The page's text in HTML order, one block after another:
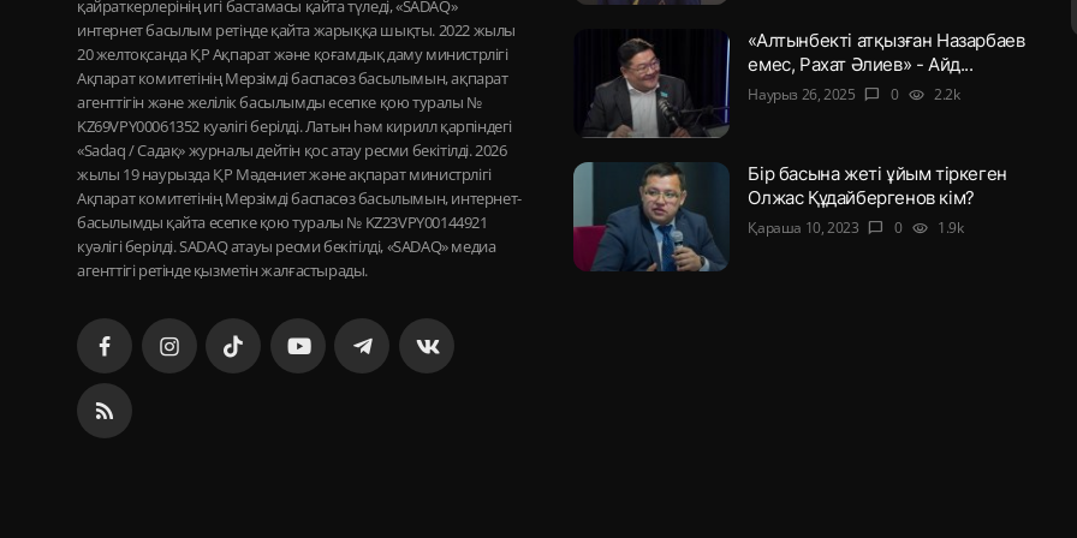
қайраткерлерінің игі бастамасы қайта түледі, «SADAQ»
интернет басылым ретінде қайта жарыққа шықты. 2022 жылы
20 желтоқсанда ҚР Ақпарат және қоғамдық даму министрлігі
Ақпарат комитетінің Мерзімді баспасөз басылымын, ақпарат
агенттігін және желілік басылымды есепке қою туралы №
KZ69VPY00061352 куәлігі берілді. Латын һәм кирилл қарпіндегі
«Sadaq / Садақ» журналы дейтін қос атау ресми бекітілді. 2026
жылы 19 наурызда ҚР Мәдениет және ақпарат министрлігі
Ақпарат комитетінің Мерзімді баспасөз басылымын, интернет-
басылымды қайта есепке қою туралы № KZ23VPY00144921
куәлігі берілді. SADAQ атауы ресми бекітілді, «SADAQ» медиа
агенттігі ретінде қызметін жалғастырады.
«Алтынбекті атқызған Назарбаев
емес, Рахат Әлиев» - Айд...
Наурыз 26, 2025 chat_bubble 0 visibility 2.2k
Бір басына жеті ұйым тіркеген
Олжас Құдайбергенов кім?
Қараша 10, 2023 chat_bubble 0 visibility 1.9k